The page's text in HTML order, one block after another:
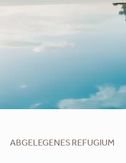
ABGELEGENES REFUGIUM